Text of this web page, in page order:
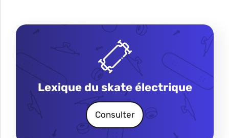
Lexique du skate électrique
Consulter